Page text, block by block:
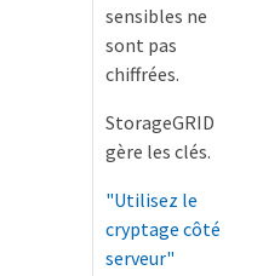
sensibles ne
sont pas
chiffrées.
StorageGRID
gère les clés.
"Utilisez le
cryptage côté
serveur"